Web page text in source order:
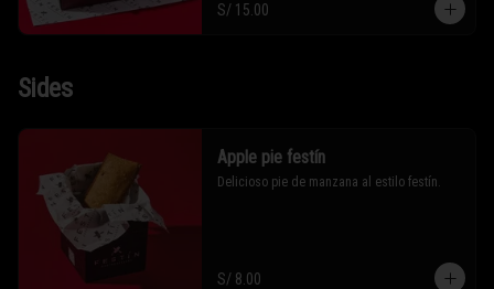
S/ 15.00
Sides
Apple pie festín
Delicioso pie de manzana al estilo festín.
S/ 8.00